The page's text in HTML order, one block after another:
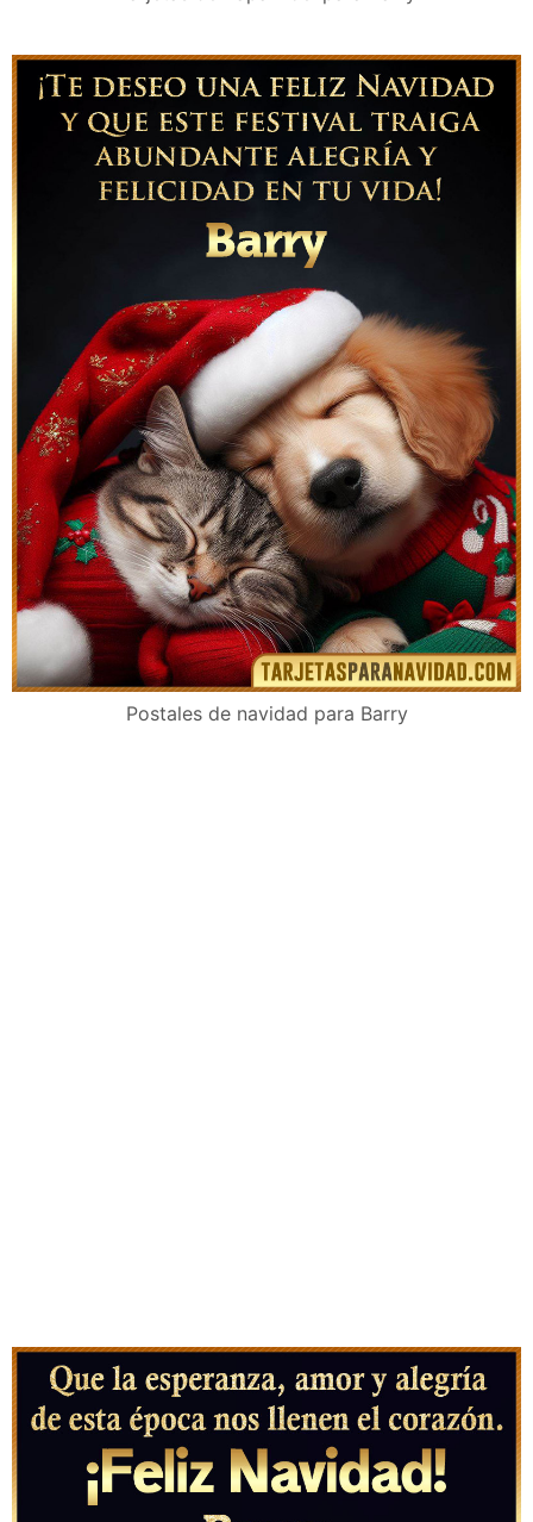
Postales de navidad para Barry